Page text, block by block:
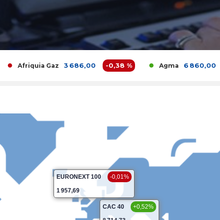
Gaz 3 686,00 -0,38 % Agma 6 860,00 2,39 %
CAC 40
+0,52%
EURONEXT 100
-0,01%
1 957,69